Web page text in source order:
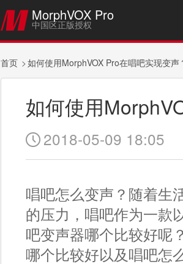
 MorphVOX Pro
中国区正版授权
首页 如何使用MorphVOX Pro在唱吧实现变声
如何使用
 2018-05-09 18:05
唱吧怎么变声？随着生
的压力，唱吧作为一款
吧变声器哪个比较好呢
哪个比较好以及唱吧怎